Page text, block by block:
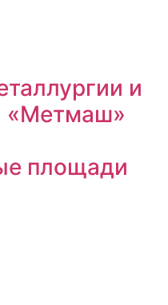
и
«Метмаш»
площади